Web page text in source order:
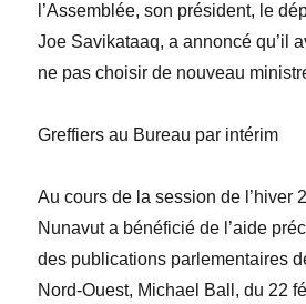
l’Assemblée,son président, le
Joe Savikataaq, a annoncé qu’il
ne pas choisir de nouveau
Greffiers au Bureau par intérim
Au cours de la session de l’hiver
Nunavut a bénéficié de l’aide
des publications parlementaires
Nord-Ouest, Michael Ball , du 22